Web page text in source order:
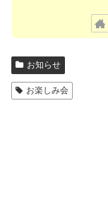
お知らせ
お楽しみ会